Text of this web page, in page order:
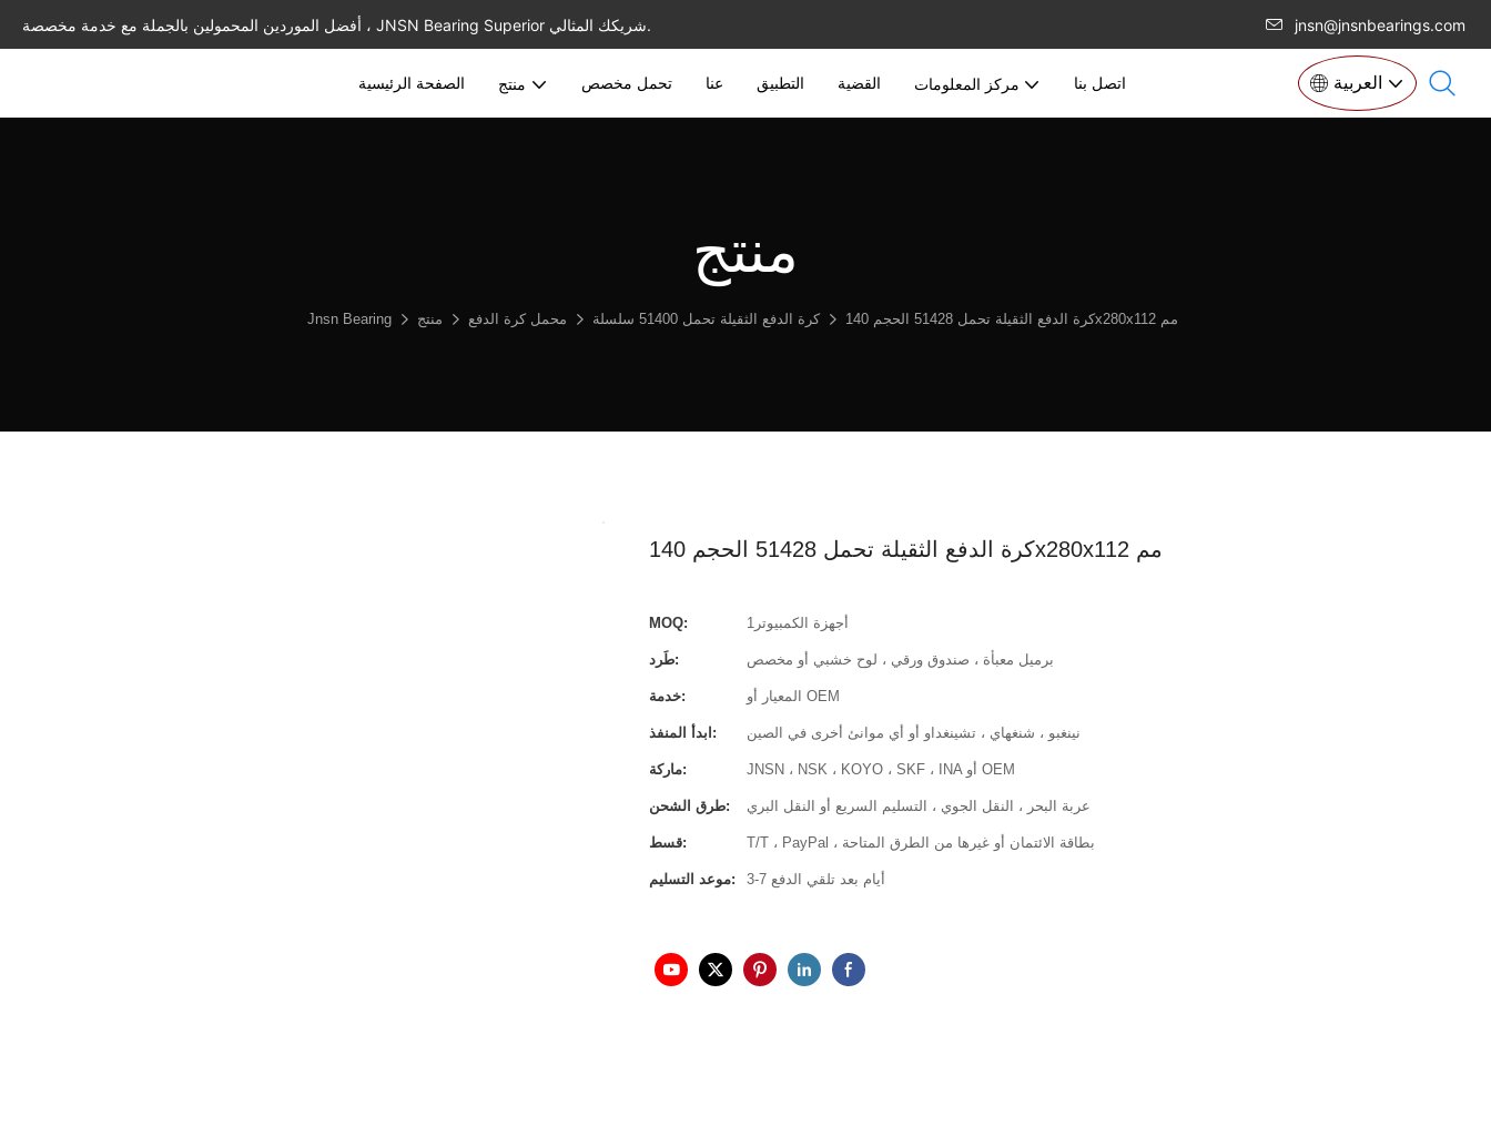
أفضل الموردين المحمولين بالجملة مع خدمة مخصصة ، JNSN Bearing Superior شريكك المثالي. jnsn@jnsnbearings.com
الصفحة الرئيسية منتج تحمل مخصص عنا التطبيق القضية مركز المعلومات اتصل بنا العربية
منتج
Jnsn Bearing منتج محمل كرة الدفع كرة الدفع الثقيلة تحمل 51400 سلسلة كرة الدفع الثقيلة تحمل 51428 الحجم 140x280x112 مم
كرة الدفع الثقيلة تحمل 51428 الحجم 140x280x112 مم
MOQ: أجهزة الكمبيوتر1
طَرد: برميل معبأة ، صندوق ورقي ، لوح خشبي أو مخصص
خدمة: المعيار أو OEM
ابدأ المنفذ: نينغبو ، شنغهاي ، تشينغداو أو أي موانئ أخرى في الصين
ماركة: JNSN ، NSK ، KOYO ، SKF ، INA أو OEM
طرق الشحن: عربة البحر ، النقل الجوي ، التسليم السريع أو النقل البري
قسط: T/T ، PayPal ، بطاقة الائتمان أو غيرها من الطرق المتاحة
موعد التسليم: 3-7 أيام بعد تلقي الدفع